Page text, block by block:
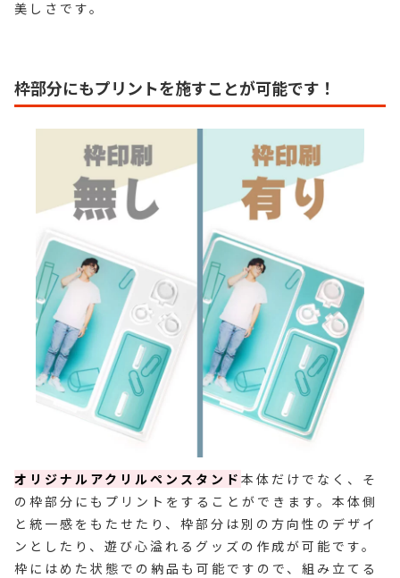
美しさです。
枠部分にもプリントを施すことが可能です！
オリジナルアクリルペンスタンド 本体だけでなく、そ
の枠部分にもプリントをすることができます。本体側
と統一感をもたせたり、枠部分は別の方向性のデザイ
ンとしたり、遊び心溢れるグッズの作成が可能です。
枠にはめた状態での納品も可能ですので、組み立てる